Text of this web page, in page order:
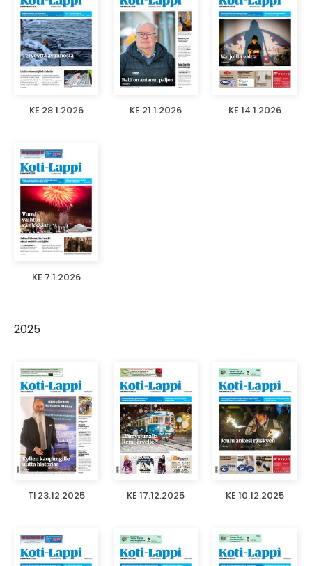
KE 28.1.2026 KE 21.1.2026 KE 14.1.2026
KE 7.1.2026
2025
TI 23.12.2025 KE 17.12.2025 KE 10.12.2025